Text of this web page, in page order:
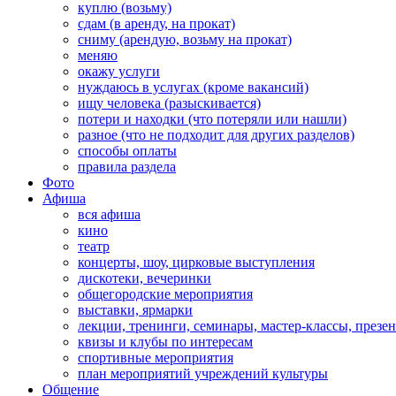
куплю (возьму)
сдам (в аренду, на прокат)
сниму (арендую, возьму на прокат)
меняю
окажу услуги
нуждаюсь в услугах (кроме вакансий)
ищу человека (разыскивается)
потери и находки (что потеряли или нашли)
разное (что не подходит для других разделов)
способы оплаты
правила раздела
Фото
Афиша
вся афиша
кино
театр
концерты, шоу, цирковые выступления
дискотеки, вечеринки
общегородские мероприятия
выставки, ярмарки
лекции, тренинги, семинары, мастер-классы,
квизы и клубы по интересам
спортивные мероприятия
план мероприятий учреждений культуры
Общение